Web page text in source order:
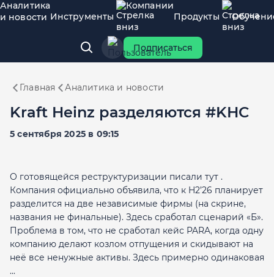
Аналитика
и новости Инструменты
Компании
Продукты
Подписаться
Главная Аналитика и новости
Kraft Heinz разделяются #KHC
5 сентября 2025 в 09:15
О готовящейся реструктуризации писали тут .
Компания официально объявила, что к H2’26 планирует
разделится на две независимые фирмы (на скрине,
названия не финальные). Здесь сработал сценарий «Б».
Проблема в том, что не сработал кейс PARA, когда одну
компанию делают козлом отпущения и скидывают на
неё все ненужные активы. Здесь примерно одинаковая
...